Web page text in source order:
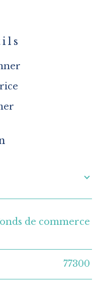
Valeurs
de commerce
77300